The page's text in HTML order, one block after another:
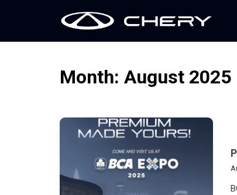
Month: August 2025